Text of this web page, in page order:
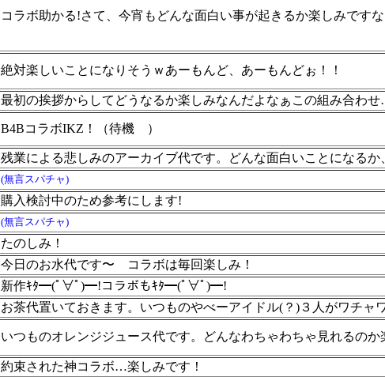
コラボ助かる!さて、今宵もどんな面白い事が起きるか楽しみです
絶対楽しいことになりそうｗあーもんど、あーもんどぉ！！
最初の挨拶からしてどうなるか楽しみなんだよなぁこの組み合わ
B4BコラボIKZ！（待機 ）
残業による悲しみのアーカイブ代です。どんな面白いことになるか
(無言スパチャ)
購入検討中のため参考にします!
(無言スパチャ)
たのしみ！
今日のお水代です〜 コラボは毎回楽しみ！
新作ｷﾀ━(ﾟ∀ﾟ)━!コラボもｷﾀ━(ﾟ∀ﾟ)━!
お茶代置いておきます。いつものやべーアイドル(？)３人がワチャ
いつものオレンジジュース代です。どんなわちゃわちゃ見れるのか
約束された神コラボ…楽しみです！